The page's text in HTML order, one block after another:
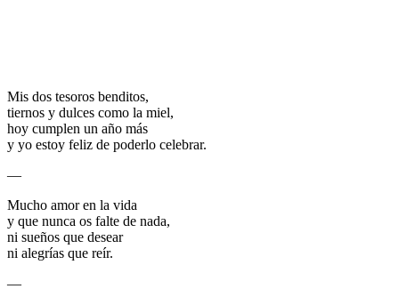
Mis dos tesoros benditos,
tiernos y dulces como la miel,
hoy cumplen un año más
y yo estoy feliz de poderlo celebrar.
—
Mucho amor en la vida
y que nunca os falte de nada,
ni sueños que desear
ni alegrías que reír.
—